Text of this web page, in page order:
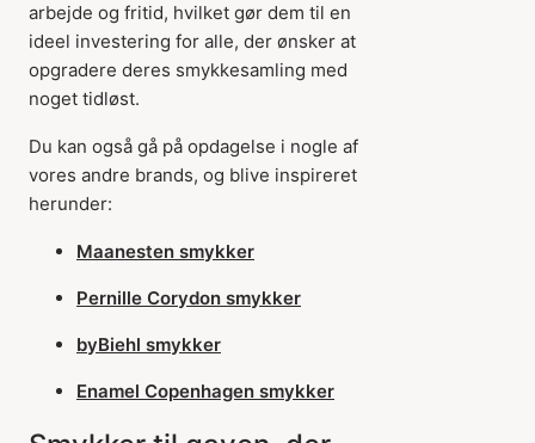
arbejde og fritid, hvilket gør dem til en
ideel investering for alle, der ønsker at
opgradere deres smykkesamling med
noget tidløst.
Du kan også gå på opdagelse i nogle af
vores andre brands, og blive inspireret
herunder:
Maanesten smykker
Pernille Corydon smykker
byBiehl smykker
Enamel Copenhagen smykker